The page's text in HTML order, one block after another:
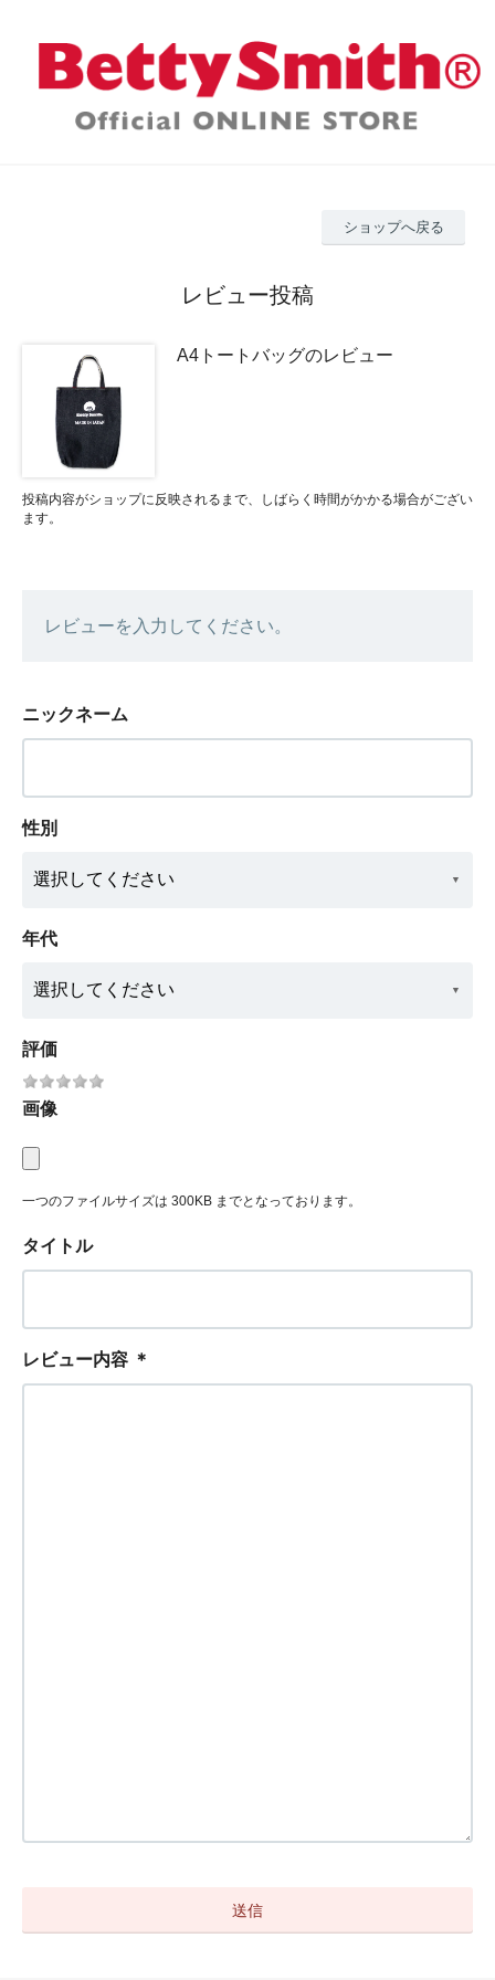
ショップへ戻る
レビュー投稿
A4トートバッグのレビュー
投稿内容がショップに反映されるまで、しばらく時間がかかる場合がござい
ます。
レビューを入力してください。
ニックネーム
性別
年代
評価
画像
一つのファイルサイズは 300KB までとなっております。
タイトル
レビュー内容 ＊